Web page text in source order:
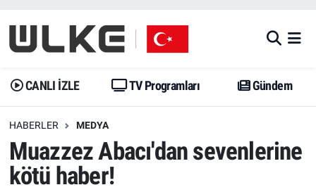
CANLI İZLE TV Programları Gündem
HABERLER MEDYA
Muazzez Abacı'dan sevenlerine
kötü haber!
Gündem
Dünya
Erişim Bilgileri
Ekonomi
Gündem
Trend
Erişim Bilgileri
Spor
İstanbul Namaz Vakitleri
Trafik Durumu
Erişim Bilgileri
Tüm Manşetler